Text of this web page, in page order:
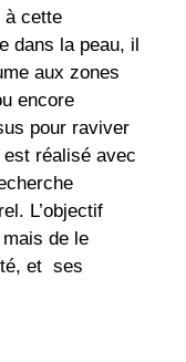
à cette
dans la peau, il
aux zones
encore
pour raviver
réalisé avec
L’objectif
de le
et ses